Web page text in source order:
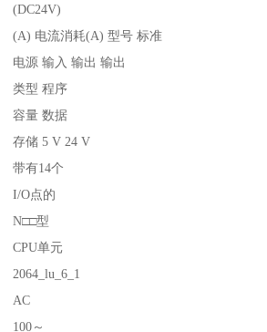
(DC24V)
(A) 电流消耗(A) 型号 标准
电源 输入 输出 输出
类型 程序
容量 数据
存储 5 V 24 V
带有14个
I/O点的
N□□型
CPU单元
2064_lu_6_1
AC
100～